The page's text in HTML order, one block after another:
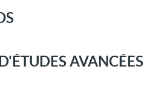
AVANCÉES